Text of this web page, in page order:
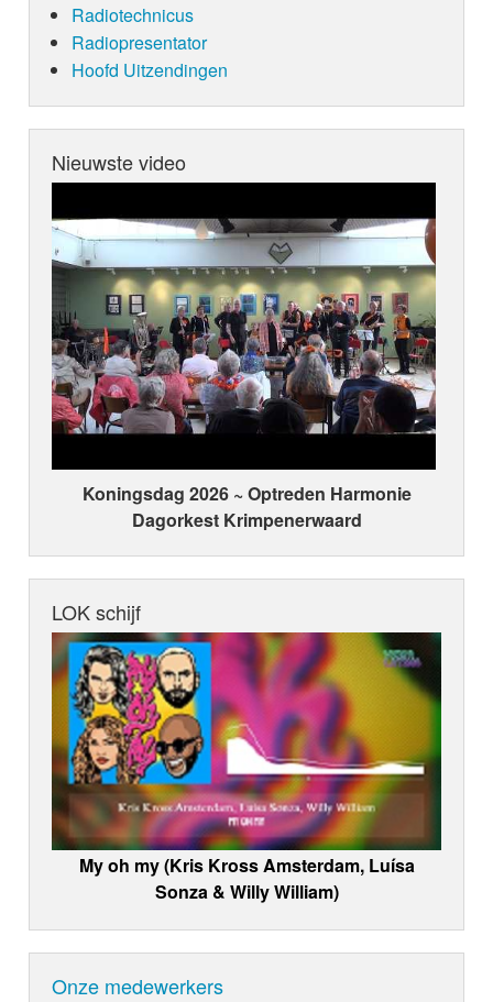
Radiotechnicus
Radiopresentator
Hoofd Uitzendingen
Nieuwste video
Koningsdag 2026 ~ Optreden Harmonie
Dagorkest Krimpenerwaard
LOK schijf
My oh my (Kris Kross Amsterdam, Luísa
Sonza & Willy William)
Onze medewerkers